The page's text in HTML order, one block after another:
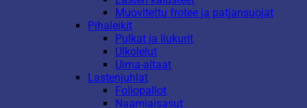
Muovitettu frotee ja patjansuojat
Pihaleikit
Pulkat ja liukurit
Ulkolelut
Uima-altaat
Lastenjuhlat
Foliopallot
Naamiaisasut